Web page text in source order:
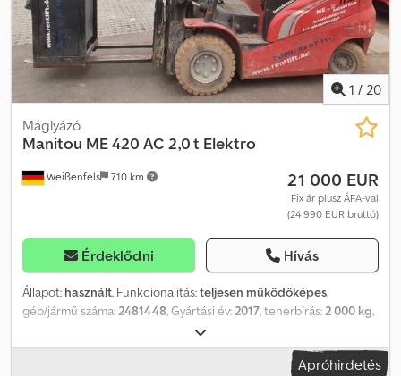
Meghajtás: 2WD Emelési magasság: 4,70 m Teljes méretek (H x Sz x
M): 3,35 m x 1,08 m x 2,09 m Max. teherbírás: 1800 kg Maximális
emelkedőképesség: 20% Csdpfexrb Ttjx Aidjha Fordulókör: 2,01 m
Teljesen működőképes, általános használati nyomokkal, UVV,
Triplex emelőoszlop TLL47 szabad emeléssel, Meghajtás 2WD,
teljes fülke
1 / 20
Weißenfels 710 km
Máglyázó
Manitou ME 420 AC 2,0 t Elektro
21 000 EUR
Fix ár plusz ÁFA-val
(24 990 EUR bruttó)
Érdeklődni Hívás
Állapot: használt, Funkcionalitás:teljesen működőképes,
gép/jármű száma:2481448, Gyártási év:2017, teherbírás:2 000 kg,
, szabad emelés:
súlypontja:500 mm, üzemanyagtípus:elektromos, oszlop típusa:
, akkumulátor kapacitása:700
Apróhirdetés